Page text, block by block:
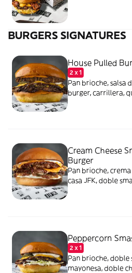
BURGERS SIGNATURES
House Pulled
2 x 1
Pan brioche, salsa
burger, carrillera,
Cream Cheese
Burger
Pan brioche,
casa JFK, doble
Peppercorn
2 x 1
Pan brioche, doble
mayonesa, doble